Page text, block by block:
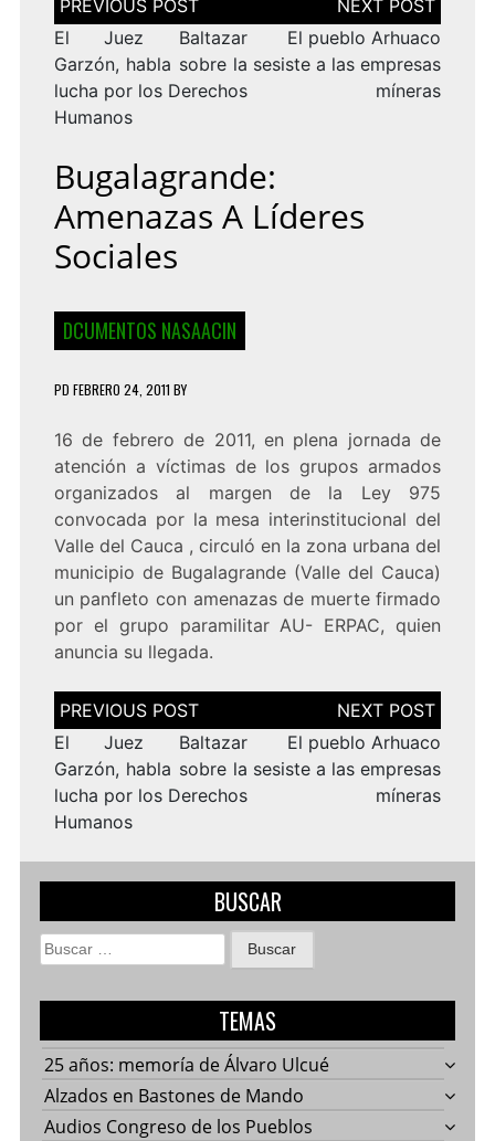
de
entradas
El Juez Baltazar
Garzón, habla sobre la
lucha por los Derechos
Humanos
El pueblo Arhuaco
sesiste a las empresas
míneras
Bugalagrande:
Amenazas A Líderes
Sociales
DCUMENTOS NASAACIN
PD FEBRERO 24, 2011 BY
16 de febrero de 2011, en plena jornada de
atención a víctimas de los grupos armados
organizados al margen de la Ley 975
convocada por la mesa interinstitucional del
Valle del Cauca , circuló en la zona urbana del
municipio de Bugalagrande (Valle del Cauca)
un panfleto con amenazas de muerte firmado
por el grupo paramilitar AU- ERPAC, quien
anuncia su llegada.
Navegación
de
entradas
El Juez Baltazar
Garzón, habla sobre la
lucha por los Derechos
Humanos
El pueblo Arhuaco
sesiste a las empresas
míneras
BUSCAR
Buscar:
TEMAS
25 años: memoría de Álvaro Ulcué
Alzados en Bastones de Mando
Audios Congreso de los Pueblos